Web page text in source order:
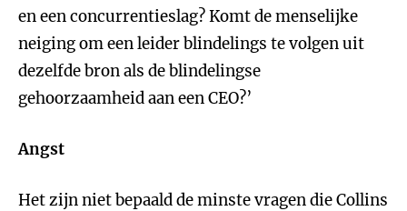
en een concurrentieslag? Komt de menselijke
neiging om een leider blindelings te volgen uit
dezelfde bron als de blindelingse
gehoorzaamheid aan een CEO?’
Angst
Het zijn niet bepaald de minste vragen die Collins